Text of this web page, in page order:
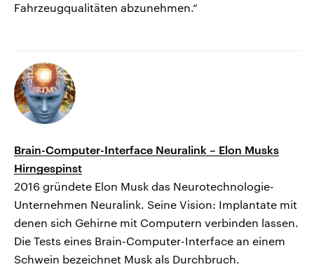
Fahrzeugqualitäten abzunehmen.“
Brain-Computer-Interface Neuralink – Elon Musks
Hirngespinst
2016 gründete Elon Musk das Neurotechnologie-
Unternehmen Neuralink. Seine Vision: Implantate mit
denen sich Gehirne mit Computern verbinden lassen.
Die Tests eines Brain-Computer-Interface an einem
Schwein bezeichnet Musk als Durchbruch.